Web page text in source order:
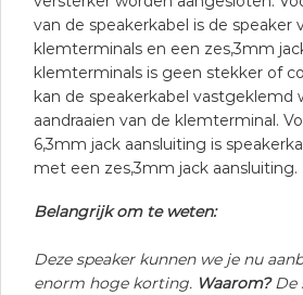
van de speakerkabel is de speaker
klemterminals en een zes,3mm
klemterminals is geen stekker of
kan de speakerkabel vastgeklemd
aandraaien van de klemterminal.
6,3mm jack aansluiting is
met een zes,3mm jack aansluiting.
Belangrijk om te weten:
Deze speaker kunnen we je nu
enorm hoge korting. Waarom?De